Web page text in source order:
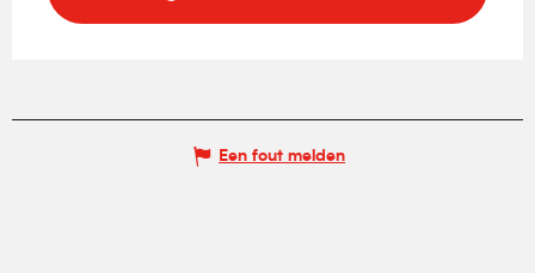
Een fout melden